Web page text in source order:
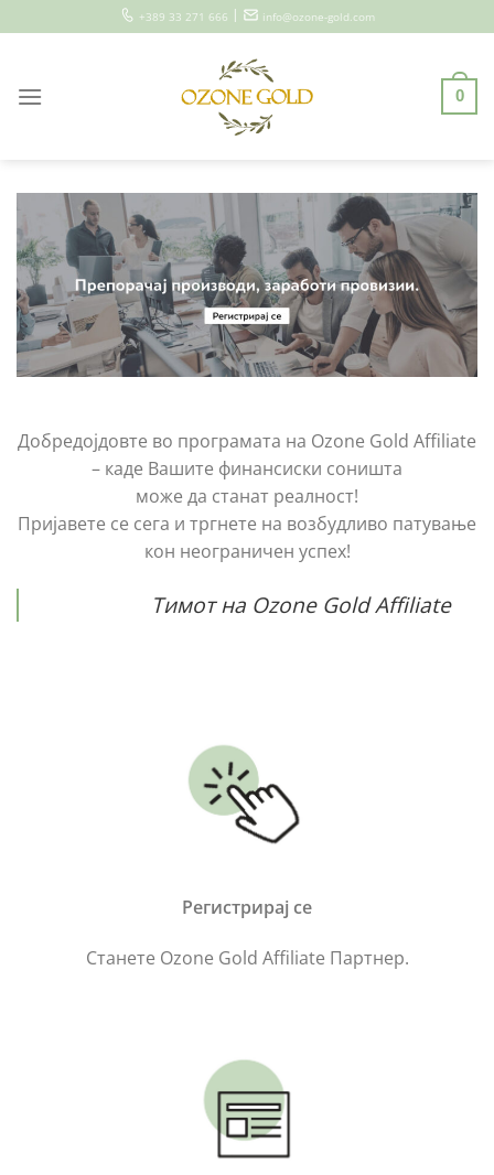
to
+389 33 271 666 | info@ozone-gold.com
0
Добредојдовте во програмата на Ozone Gold Affiliate
– каде Вашите финансиски соништа
може да станат реалност!
Пријавете се сега и тргнете на возбудливо патување
кон неограничен успех!
Тимот на Ozone Gold Affiliate
Регистрирај се
Станете Ozone Gold Affiliate Партнер.